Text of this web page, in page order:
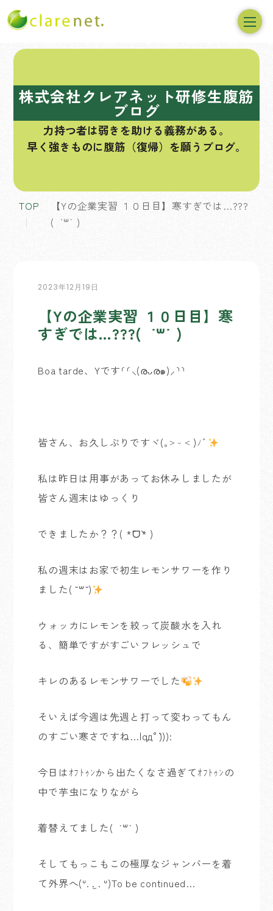
株式会社クレアネット研修生腹筋
ブログ
力持つ者は弱きを助ける義務がある。
早く強きものに腹筋（復帰）を願うブログ。
TOP
【Yの企業実習 １０日目】寒すぎでは…???
( ˙꒳​˙ )
2023年12月19日
【Yの企業実習 １０日目】寒
すぎでは…???( ˙꒳​˙ )
Boa tarde、Yです⸂⸂⸜(രᴗര๑)⸝⸃⸃
皆さん、お久しぶりですヾ(｡˃ ᵕ ˂ )ﾉﾞ
私は昨日は用事があってお休みしましたが
皆さん週末はゆっくり
できましたか？？( *´ᗜ`* )
私の週末はお家で初生レモンサワーを作り
ました( ˘꒳˘)
ウォッカにレモンを絞って炭酸水を入れ
る、簡単ですがすごいフレッシュで
キレのあるレモンサワーでした
そいえば今週は先週と打って変わってもん
のすごい寒さですね…|qд°`))):
今日はｵﾌﾄｩﾝから出たくなさ過ぎてｵﾌﾄｩﾝの
中で芋虫になりながら
着替えてました( ˙꒳​˙ )
そしてもっこもこの極厚なジャンバーを着
て外界へ(ᐡ. .̫ . ᐡ)To be continued…